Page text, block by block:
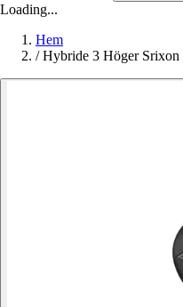
Loading...
Hem
/ Hybride 3 Höger